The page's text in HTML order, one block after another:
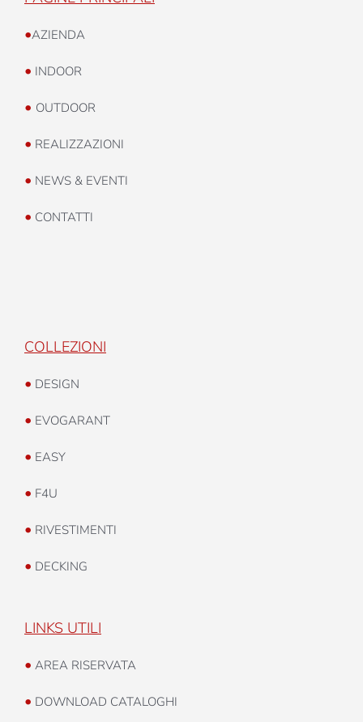
•AZIENDA
• INDOOR
• OUTDOOR
• REALIZZAZIONI
• NEWS & EVENTI
• CONTATTI
COLLEZIONI
• DESIGN
• EVOGARANT
• EASY
• F4U
• RIVESTIMENTI
• DECKING
LINKS UTILI
• AREA RISERVATA
• DOWNLOAD CATALOGHI